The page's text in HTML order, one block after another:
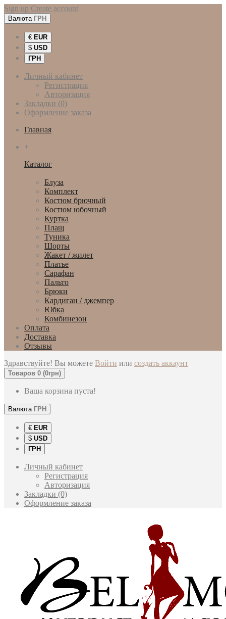
Sign up Create account
Валюта ГРН
€ EUR
$ USD
ГРН
Личный кабинет
Регистрация
Авторизация
Закладки (0)
Оформление заказа
Главная
+
Каталог
Блуза
Комплект
Костюм брючный
Костюм юбочный
Куртка
Плащ
Туника
Шорты
Жакет / жилет
Платье
Сарафан
Пальто
Брюки
Кардиган / джемпер
Юбка
Комбинезон
Оплата
Доставка
Отзывы
Здравствуйте! Вы можете Войти или создать аккаунт
Товаров 0 (0грн)
Ваша корзина пуста!
Валюта ГРН
€ EUR
$ USD
ГРН
Личный кабинет
Регистрация
Авторизация
Закладки (0)
Оформление заказа